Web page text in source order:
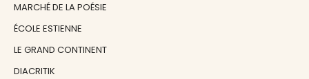
MARCHÉ DE LA POÉSIE
ÉCOLE ESTIENNE
LE GRAND CONTINENT
DIACRITIK